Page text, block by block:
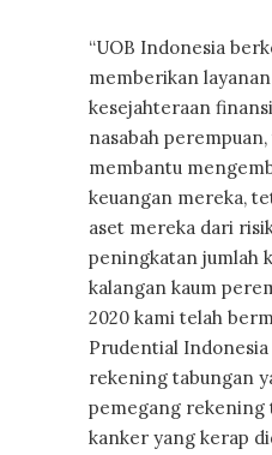
“UOB Indonesia
memberikan
kesejahteraan
nasabah
membantu
keuangan mereka,
aset mereka dari
peningkatan jumlah
kalangan kaum
2020 kami telah
Prudential
rekening tabungan
pemegang rekening
kanker yang kerap